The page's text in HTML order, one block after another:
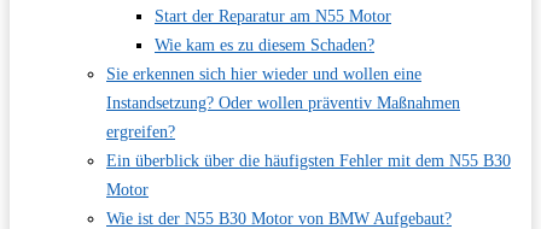
Start der Reparatur am N55 Motor
Wie kam es zu diesem Schaden?
Sie erkennen sich hier wieder und wollen eine
Instandsetzung? Oder wollen präventiv Maßnahmen
ergreifen?
Ein überblick über die häufigsten Fehler mit dem N55 B30
Motor
Wie ist der N55 B30 Motor von BMW Aufgebaut?